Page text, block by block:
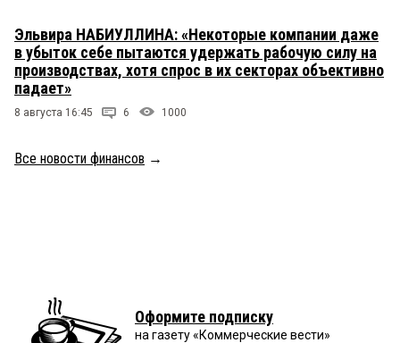
Эльвира НАБИУЛЛИНА: «Некоторые компании даже
в убыток себе пытаются удержать рабочую силу на
производствах, хотя спрос в их секторах объективно
падает»
8 августа 16:45 6 1000
Все новости финансов →
Оформите подписку
на газету «Коммерческие вести»